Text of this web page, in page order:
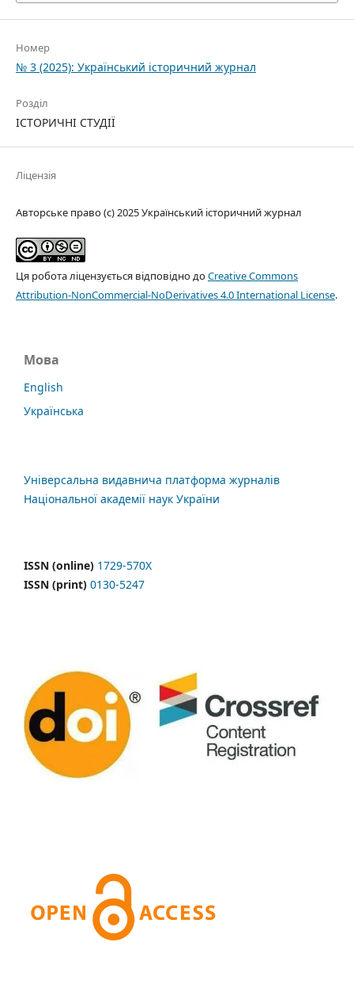
Номер
№ 3 (2025): Український історичний журнал
Розділ
ІСТОРИЧНІ СТУДІЇ
Ліцензія
Авторське право (c) 2025 Український історичний журнал
Ця робота ліцензується відповідно доCreative Commons
Attribution-NonCommercial-NoDerivatives 4.0 International License.
Мова
English
Українська
Універсальна видавнича платформа журналів
Національної академії наук України
ISSN (online) 1729-570X
ISSN (print) 0130-5247